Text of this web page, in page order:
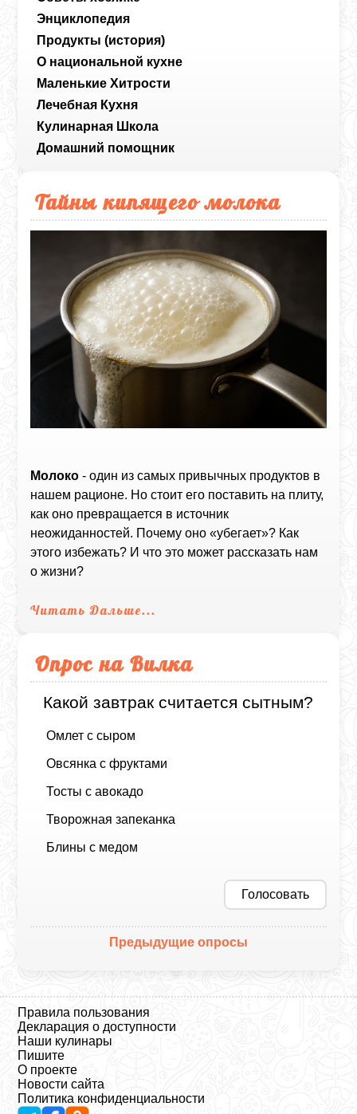
Энциклопедия
Продукты (история)
О национальной кухне
Маленькие Хитрости
Лечебная Кухня
Кулинарная Школа
Домашний помощник
Тайны кипящего молока
Молоко - один из самых привычных продуктов в
нашем рационе. Но стоит его поставить на плиту,
как оно превращается в источник
неожиданностей. Почему оно «убегает»? Как
этого избежать? И что это может рассказать нам
о жизни?
Читать Дальше...
Опрос на Вилка
Какой завтрак считается сытным?
Омлет с сыром
Овсянка с фруктами
Тосты с авокадо
Творожная запеканка
Блины с медом
Голосовать
Предыдущие опросы
Правила пользования
Декларация о доступности
Наши кулинары
Пишите
О проекте
Новости сайта
Политика конфиденциальности